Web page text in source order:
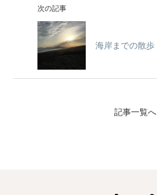
次の記事
海岸までの散歩
記事一覧へ